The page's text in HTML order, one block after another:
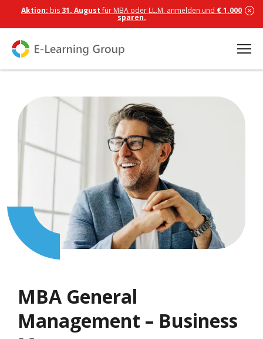
Aktion: bis 31. Augustfür MBA oder LL.M. anmelden und € 1.000
sparen.
MBA General
Management – Business